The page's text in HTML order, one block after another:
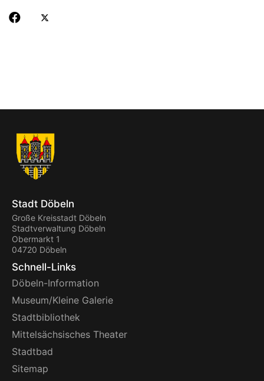
Stadt Döbeln
Große Kreisstadt Döbeln
Stadtverwaltung Döbeln
Obermarkt 1
04720 Döbeln
Schnell-Links
Döbeln-Information
Museum/Kleine Galerie
Stadtbibliothek
Mittelsächsisches Theater
Stadtbad
Sitemap